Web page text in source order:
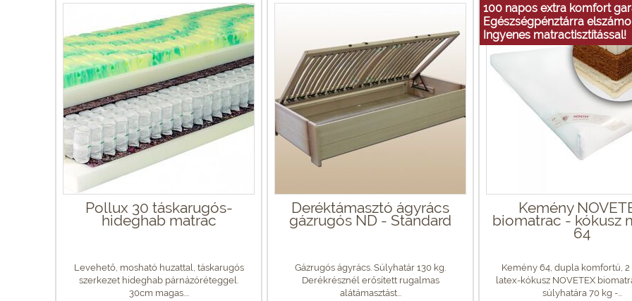
Pollux 30 táskarugós-
hideghab matrac
Levehető, mosható huzattal, táskarugós
szerkezet hideghab párnázóréteggel.
30cm magas....
Deréktámasztó ágyrács
gázrugós ND - Standard
Gázrugós ágyrács. Súlyhatár 130 kg.
Derékrésznél erősített rugalmas
alátámasztást...
100 napos extra komfort
Egészségpénztárra
Ingyenes matractisztítással!
Kemény
biomatrac - kókusz
64
Kemény 64, dupla komfortú,
latex-kókusz NOVETEX
súlyhatára 70 kg -...